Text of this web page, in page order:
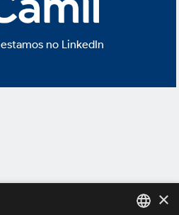
estamos no LinkedIn
×